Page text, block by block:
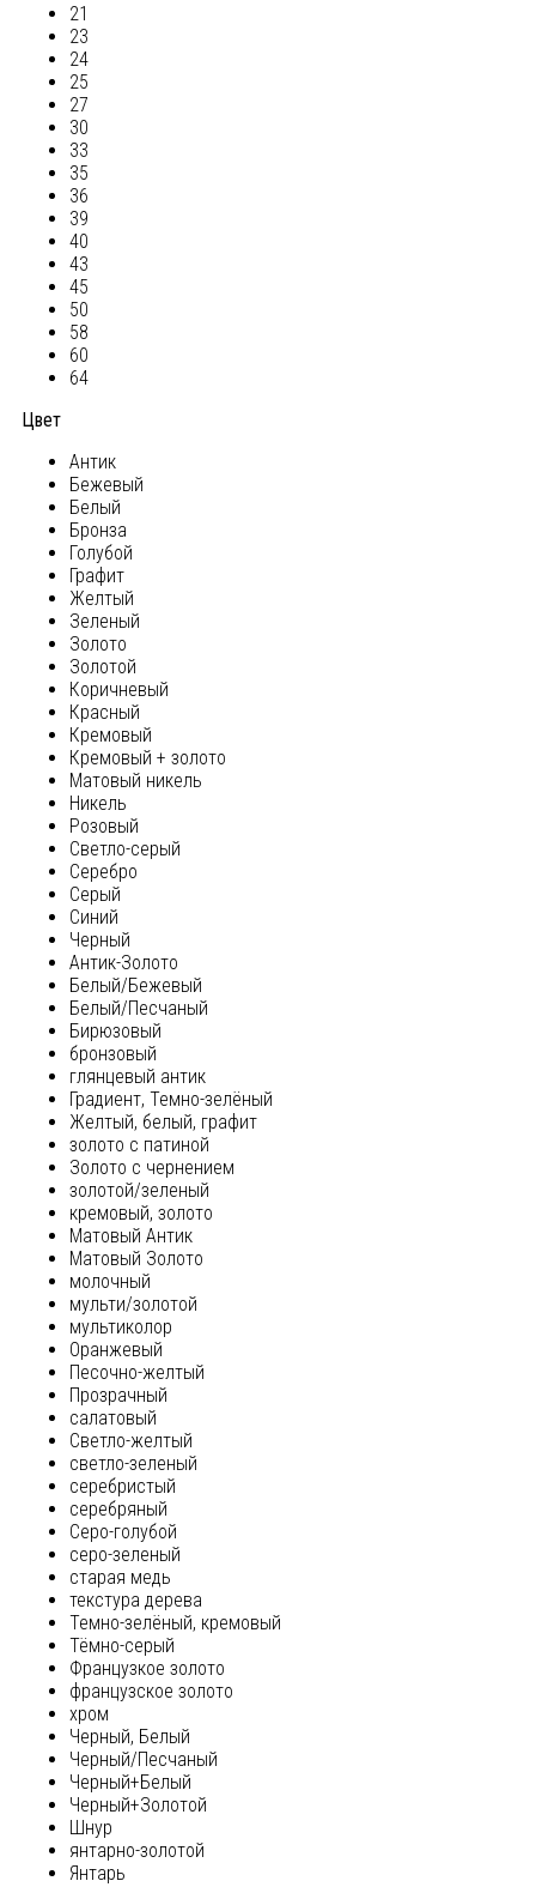
21
23
24
25
27
30
33
35
36
39
40
43
45
50
58
60
64
Цвет
Антик
Бежевый
Белый
Бронза
Голубой
Графит
Желтый
Зеленый
Золото
Золотой
Коричневый
Красный
Кремовый
Кремовый + золото
Матовый никель
Никель
Розовый
Светло-серый
Серебро
Серый
Синий
Черный
Антик-Золото
Белый/Бежевый
Белый/Песчаный
Бирюзовый
бронзовый
глянцевый антик
Градиент, Темно-зелёный
Желтый, белый, графит
золото с патиной
Золото с чернением
золотой/зеленый
кремовый, золото
Матовый Антик
Матовый Золото
молочный
мульти/золотой
мультиколор
Оранжевый
Песочно-желтый
Прозрачный
салатовый
Светло-желтый
светло-зеленый
серебристый
серебряный
Серо-голубой
серо-зеленый
старая медь
текстура дерева
Темно-зелёный, кремовый
Тёмно-серый
Французкое золото
французское золото
хром
Черный, Белый
Черный/Песчаный
Черный+Белый
Черный+Золотой
Шнур
янтарно-золотой
Янтарь